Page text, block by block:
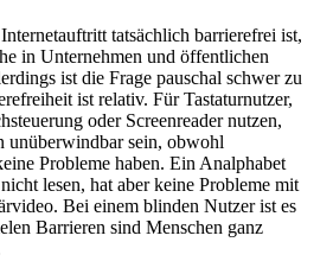
tatsächlich barrierefrei ist,
in Unternehmen und öffentlichen
ist die Frage pauschal schwer zu
ist relativ. Für Tastaturnutzer,
oder Screenreader nutzen,
unüberwindbar sein, obwohl
Probleme haben. Ein Analphabet
lesen, hat aber keine Probleme mit
Bei einem blinden Nutzer ist es
Barrieren sind Menschen ganz